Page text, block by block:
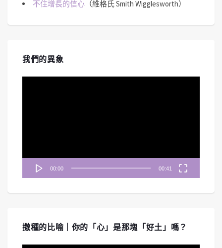
不住增長的信心 （維格氏 Smith Wigglesworth）
我們的異象
00:00 00:41
撒種的比喻｜你的「心」是那塊「好土」嗎？